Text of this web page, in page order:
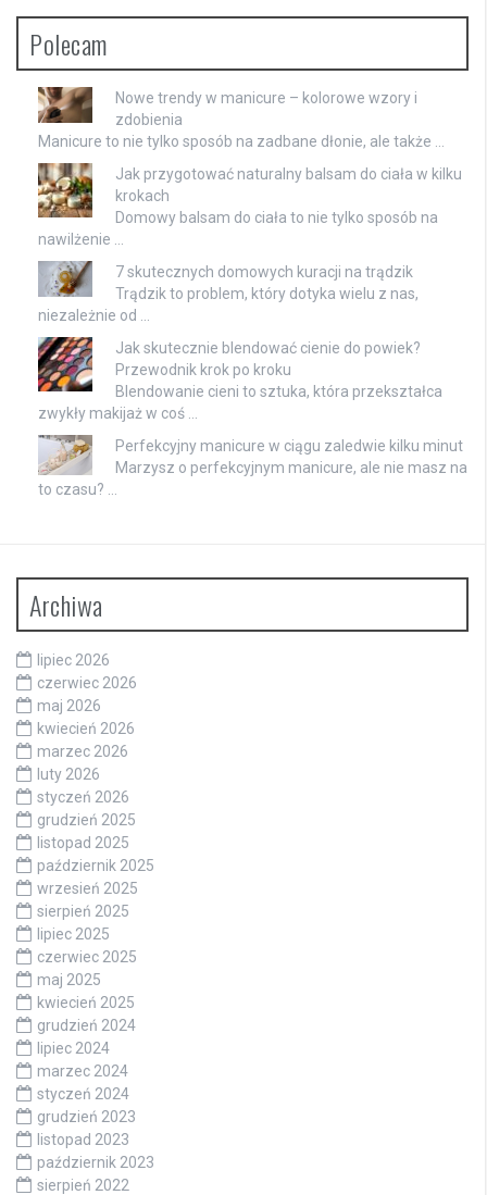
Polecam
Nowe trendy w manicure – kolorowe wzory i
zdobienia
Manicure to nie tylko sposób na zadbane dłonie, ale także …
Jak przygotować naturalny balsam do ciała w kilku
krokach
Domowy balsam do ciała to nie tylko sposób na
nawilżenie …
7 skutecznych domowych kuracji na trądzik
Trądzik to problem, który dotyka wielu z nas,
niezależnie od …
Jak skutecznie blendować cienie do powiek?
Przewodnik krok po kroku
Blendowanie cieni to sztuka, która przekształca
zwykły makijaż w coś …
Perfekcyjny manicure w ciągu zaledwie kilku minut
Marzysz o perfekcyjnym manicure, ale nie masz na
to czasu? …
Archiwa
lipiec 2026
czerwiec 2026
maj 2026
kwiecień 2026
marzec 2026
luty 2026
styczeń 2026
grudzień 2025
listopad 2025
październik 2025
wrzesień 2025
sierpień 2025
lipiec 2025
czerwiec 2025
maj 2025
kwiecień 2025
grudzień 2024
lipiec 2024
marzec 2024
styczeń 2024
grudzień 2023
listopad 2023
październik 2023
sierpień 2022